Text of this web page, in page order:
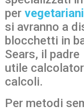
per
si avranno a
blocchetti in
Sears, il
utile
calcoli.
Per metodi